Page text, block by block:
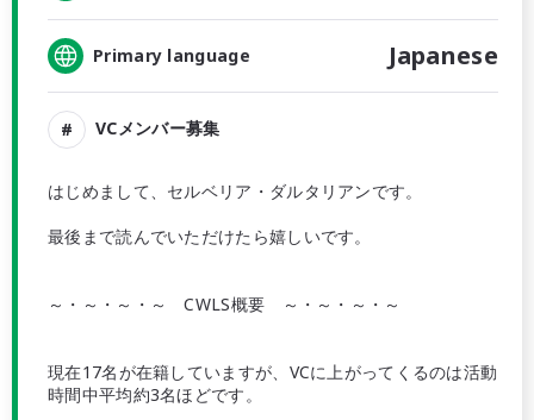
Primary language Japanese
VCメンバー募集
はじめまして、セルベリア・ダルタリアンです。
最後まで読んでいただけたら嬉しいです。
～・～・～・～ CWLS概要 ～・～・～・～
現在17名が在籍していますが、VCに上がってくるのは活動
時間中平均約3名ほどです。